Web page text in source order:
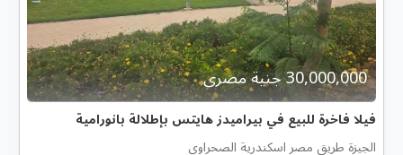
30,000,000 جنية مصرى
فيلا فاخرة للبيع في بيراميدز هايتس بإطلالة بانورامية
الجيزة طريق مصر اسكندرية الصحراوى